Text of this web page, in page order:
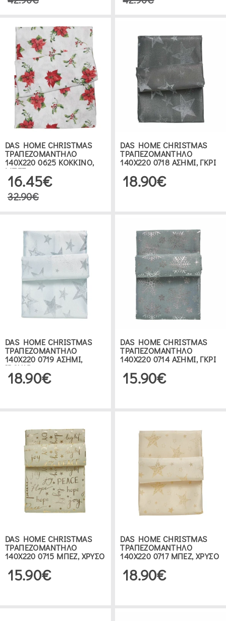
DAS HOME CHRISTMAS
ΤΡΑΠΕΖΟΜΑΝΤΗΛΟ
140Χ220 0625 ΚΟΚΚΙΝΟ,
ΜΠΕΖ
16.45€
32.90€
DAS HOME CHRISTMAS
ΤΡΑΠΕΖΟΜΑΝΤΗΛΟ
140Χ220 0718 ΑΣΗΜΙ, ΓΚΡΙ
18.90€
DAS HOME CHRISTMAS
ΤΡΑΠΕΖΟΜΑΝΤΗΛΟ
140Χ220 0719 ΑΣΗΜΙ,
ΙΒΟΥΑΡ
18.90€
DAS HOME CHRISTMAS
ΤΡΑΠΕΖΟΜΑΝΤΗΛΟ
140Χ220 0714 ΑΣΗΜΙ, ΓΚΡΙ
15.90€
DAS HOME CHRISTMAS
ΤΡΑΠΕΖΟΜΑΝΤΗΛΟ
140Χ220 0715 ΜΠΕΖ, ΧΡΥΣΟ
15.90€
DAS HOME CHRISTMAS
ΤΡΑΠΕΖΟΜΑΝΤΗΛΟ
140Χ220 0717 ΜΠΕΖ, ΧΡΥΣΟ
18.90€